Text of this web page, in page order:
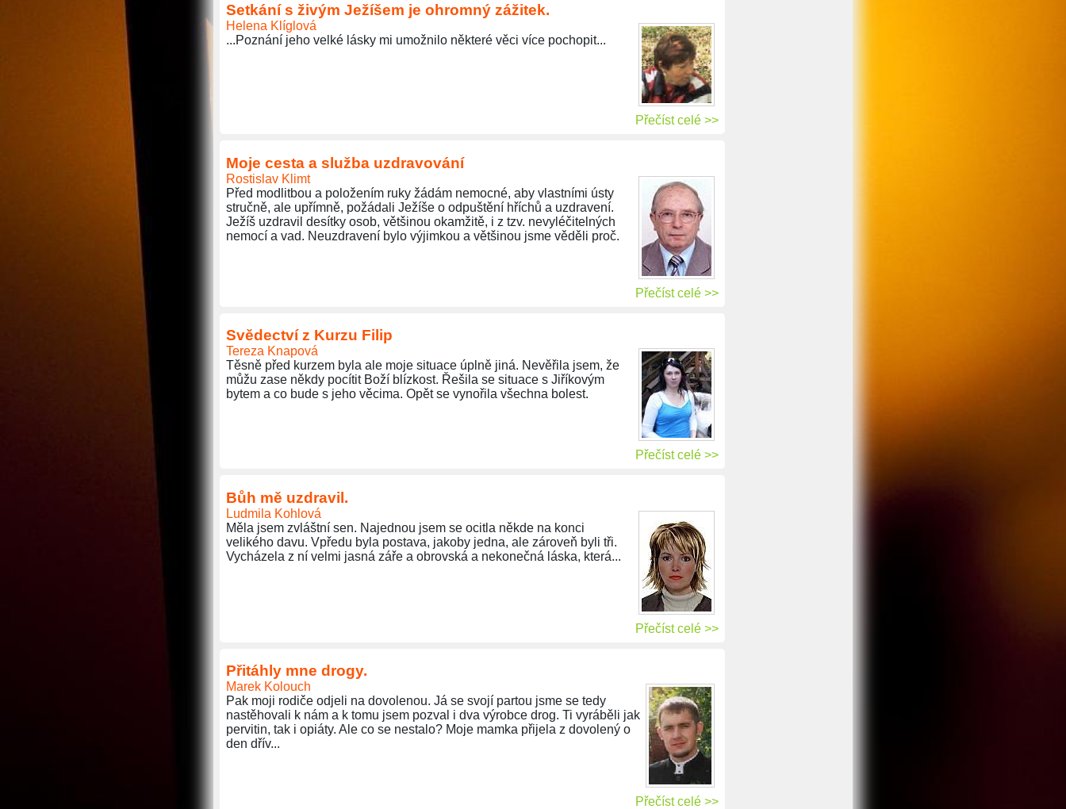
Setkání s živým Ježíšem je ohromný zážitek.
Helena Klíglová
...Poznání jeho velké lásky mi umožnilo některé věci více pochopit...
Přečíst celé >>
Moje cesta a služba uzdravování
Rostislav Klimt
Před modlitbou a položením ruky žádám nemocné, aby vlastními ústy
stručně, ale upřímně, požádali Ježíše o odpuštění hříchů a uzdravení.
Ježíš uzdravil desítky osob, většinou okamžitě, i z tzv. nevyléčitelných
nemocí a vad. Neuzdravení bylo výjimkou a většinou jsme věděli proč.
Přečíst celé >>
Svědectví z Kurzu Filip
Tereza Knapová
Těsně před kurzem byla ale moje situace úplně jiná. Nevěřila jsem, že
můžu zase někdy pocítit Boží blízkost. Řešila se situace s Jiříkovým
bytem a co bude s jeho věcima. Opět se vynořila všechna bolest.
Přečíst celé >>
Bůh mě uzdravil.
Ludmila Kohlová
Měla jsem zvláštní sen. Najednou jsem se ocitla někde na konci
velikého davu. Vpředu byla postava, jakoby jedna, ale zároveň byli tři.
Vycházela z ní velmi jasná záře a obrovská a nekonečná láska, která...
Přečíst celé >>
Přitáhly mne drogy.
Marek Kolouch
Pak moji rodiče odjeli na dovolenou. Já se svojí partou jsme se tedy
nastěhovali k nám a k tomu jsem pozval i dva výrobce drog. Ti vyráběli jak
pervitin, tak i opiáty. Ale co se nestalo? Moje mamka přijela z dovolený o
den dřív...
Přečíst celé >>